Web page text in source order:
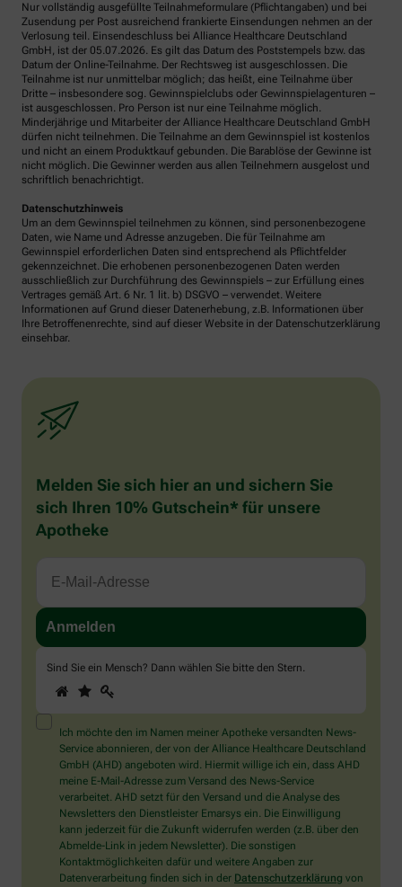
Nur vollständig ausgefüllte Teilnahmeformulare (Pflichtangaben) und bei
Zusendung per Post ausreichend frankierte Einsendungen nehmen an der
Verlosung teil. Einsendeschluss bei Alliance Healthcare Deutschland
GmbH, ist der 05.07.2026. Es gilt das Datum des Poststempels bzw. das
Datum der Online-Teilnahme. Der Rechtsweg ist ausgeschlossen. Die
Teilnahme ist nur unmittelbar möglich; das heißt, eine Teilnahme über
Dritte – insbesondere sog. Gewinnspielclubs oder Gewinnspielagenturen –
ist ausgeschlossen. Pro Person ist nur eine Teilnahme möglich.
Minderjährige und Mitarbeiter der Alliance Healthcare Deutschland GmbH
dürfen nicht teilnehmen. Die Teilnahme an dem Gewinnspiel ist kostenlos
und nicht an einem Produktkauf gebunden. Die Barablöse der Gewinne ist
nicht möglich. Die Gewinner werden aus allen Teilnehmern ausgelost und
schriftlich benachrichtigt.
Datenschutzhinweis
Um an dem Gewinnspiel teilnehmen zu können, sind personenbezogene
Daten, wie Name und Adresse anzugeben. Die für Teilnahme am
Gewinnspiel erforderlichen Daten sind entsprechend als Pflichtfelder
gekennzeichnet. Die erhobenen personenbezogenen Daten werden
ausschließlich zur Durchführung des Gewinnspiels – zur Erfüllung eines
Vertrages gemäß Art. 6 Nr. 1 lit. b) DSGVO – verwendet. Weitere
Informationen auf Grund dieser Datenerhebung, z.B. Informationen über
Ihre Betroffenenrechte, sind auf dieser Website in der Datenschutzerklärung
einsehbar.
Melden Sie sich hier an und sichern Sie
sich Ihren 10% Gutschein* für unsere
Apotheke
Sind Sie ein Mensch? Dann wählen Sie bitte den Stern.
Sind
Sie
ein
Mensch?
Dann
wählen
Sie
bitte
den
Stern.
1 2
Ich möchte den im Namen meiner Apotheke versandten News-
Service abonnieren, der von der Alliance Healthcare Deutschland
GmbH (AHD) angeboten wird. Hiermit willige ich ein, dass AHD
meine E-Mail-Adresse zum Versand des News-Service
verarbeitet. AHD setzt für den Versand und die Analyse des
Newsletters den Dienstleister Emarsys ein. Die Einwilligung
kann jederzeit für die Zukunft widerrufen werden (z.B. über den
Abmelde-Link in jedem Newsletter). Die sonstigen
Kontaktmöglichkeiten dafür und weitere Angaben zur
Datenverarbeitung finden sich in der Datenschutzerklärung von